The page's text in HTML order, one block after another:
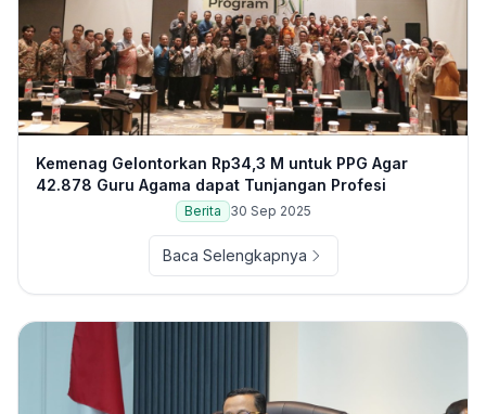
Kemenag Gelontorkan Rp34,3 M untuk PPG Agar
42.878 Guru Agama dapat Tunjangan Profesi
Berita 30 Sep 2025
Baca Selengkapnya